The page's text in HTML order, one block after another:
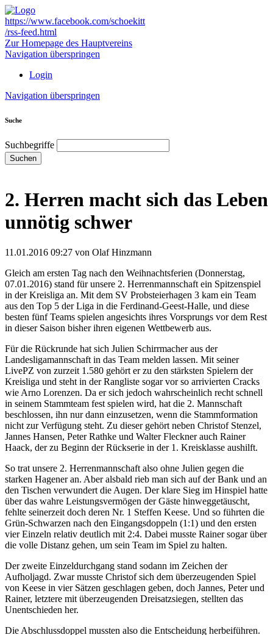
https://www.facebook.com/schoekitt
/rss-feed.html
Zur Homepage des Hauptvereins
Navigation überspringen
Login
Navigation überspringen
Suche
Suchbegriffe
Suchen
2. Herren macht sich das Leben
unnötig schwer
11.01.2016 09:27 von Olaf Hinzmann
Gleich am ersten Tag nach den Weihnachtsferien (Donnerstag,
07.01.2016) stand für unsere 2. Herrenmannschaft ein Spitzenspiel
in der Kreisliga an. Mit dem SV Probsteierhagen 3 kam ein Team
aus den Top 5 der Liga in die Ferdinand-Geest-Halle, und diese
besten fünf Teams spielen angesichts ihres Vorsprungs vor dem Rest
in dieser Saison bisher ihren eigenen Wettbewerb aus.
Für die Rückrunde hat sich Julien Schirrmacher aus der
Landesligamannschaft in das Team melden lassen. Mit seiner
LivePZ von zurzeit 1.580 gehört er zu den stärksten Spielern der
Kreisliga und steht in der Rangliste sogar vor so arrivierten Cracks
wie Arno Lorenzen. Da er sich jedoch wahrscheinlich recht schnell
in seinem Stammteam fest spielen wird, hat die 2. Mannschaft
beschlossen, ihn nur dann einzusetzen, wenn die Stammformation
nicht zur Verfügung steht. Zu dieser gehört neben Christof Stenzel,
Jannes Hansen, Peter Rathke und Walter Fleckner auch Rainer
Haack, der zu Beginn der Rückserie in der 1. Kreisklasse aushilft.
So trat unsere 2. Herrenmannschaft also ohne Julien gegen die
starken Hagener an. Aber alsbald rieb man sich auf der Bank und an
den Tischen verwundert die Augen. Der klare Sieg im Hinspiel hatte
über das wahre Leistungsvermögen der Gäste hinweggetäuscht,
fehlte seinerzeit doch deren Nr. 1 Steffen Keese. Und so führten die
Grün-Schwarzen nach den Eingangsdoppeln (1:1) und den ersten
vier Einzeln relativ deutlich mit 2:4. Dabei musste Rainer sogar über
die volle Distanz gehen, um sein Team im Spiel zu halten.
Der zweite Einzeldurchgang stand sodann im Zeichen der
Aufholjagd. Zwar musste Christof sich dem überzeugenden Spiel
von Keese in vier Sätzen geschlagen geben, doch Jannes, Peter und
Rainer, letztere mit überzeugenden Dreisatzsiegen, stellten das
Unentschieden her.
Die Abschlussdoppel mussten also die Entscheidung herbeiführen.